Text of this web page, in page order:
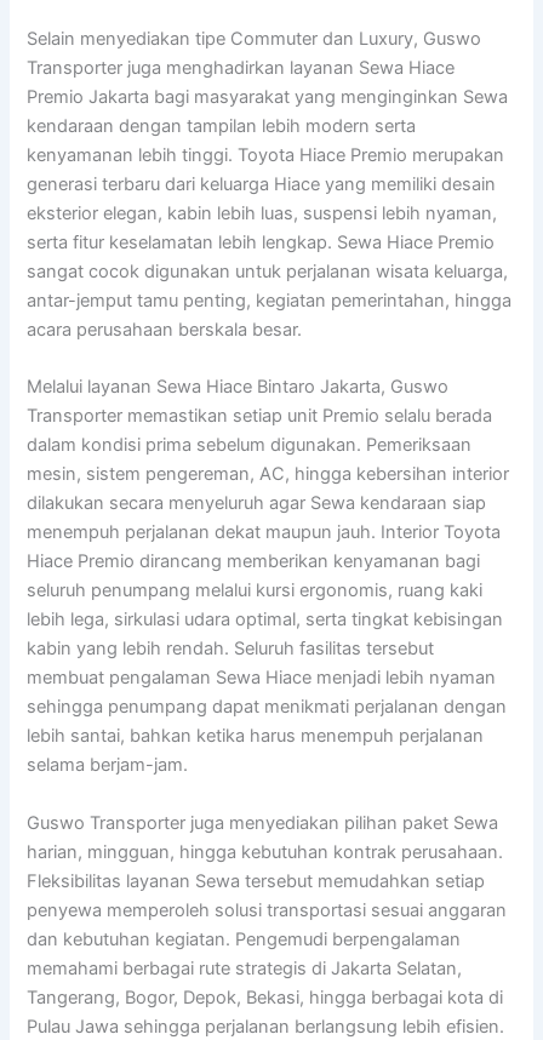
Selain menyediakan tipe Commuter dan Luxury, Guswo
Transporter juga menghadirkan layanan Sewa Hiace
Premio Jakarta bagi masyarakat yang menginginkan Sewa
kendaraan dengan tampilan lebih modern serta
kenyamanan lebih tinggi. Toyota Hiace Premio merupakan
generasi terbaru dari keluarga Hiace yang memiliki desain
eksterior elegan, kabin lebih luas, suspensi lebih nyaman,
serta fitur keselamatan lebih lengkap. Sewa Hiace Premio
sangat cocok digunakan untuk perjalanan wisata keluarga,
antar-jemput tamu penting, kegiatan pemerintahan, hingga
acara perusahaan berskala besar.
Melalui layanan Sewa Hiace Bintaro Jakarta, Guswo
Transporter memastikan setiap unit Premio selalu berada
dalam kondisi prima sebelum digunakan. Pemeriksaan
mesin, sistem pengereman, AC, hingga kebersihan interior
dilakukan secara menyeluruh agar Sewa kendaraan siap
menempuh perjalanan dekat maupun jauh. Interior Toyota
Hiace Premio dirancang memberikan kenyamanan bagi
seluruh penumpang melalui kursi ergonomis, ruang kaki
lebih lega, sirkulasi udara optimal, serta tingkat kebisingan
kabin yang lebih rendah. Seluruh fasilitas tersebut
membuat pengalaman Sewa Hiace menjadi lebih nyaman
sehingga penumpang dapat menikmati perjalanan dengan
lebih santai, bahkan ketika harus menempuh perjalanan
selama berjam-jam.
Guswo Transporter juga menyediakan pilihan paket Sewa
harian, mingguan, hingga kebutuhan kontrak perusahaan.
Fleksibilitas layanan Sewa tersebut memudahkan setiap
penyewa memperoleh solusi transportasi sesuai anggaran
dan kebutuhan kegiatan. Pengemudi berpengalaman
memahami berbagai rute strategis di Jakarta Selatan,
Tangerang, Bogor, Depok, Bekasi, hingga berbagai kota di
Pulau Jawa sehingga perjalanan berlangsung lebih efisien.